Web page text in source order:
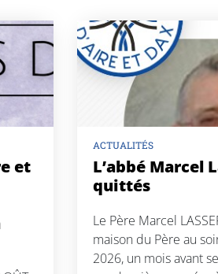
et
ACTUALITÉS
L’abbé Marcel
quittés
Le Père Marcel
maison du Père au
2026, un mois avant